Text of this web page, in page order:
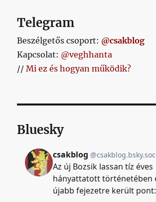
Telegram
Beszélgetős csoport: @csakblog
Kapcsolat: @veghhanta
//Mi ez és hogyan működik?
Bluesky